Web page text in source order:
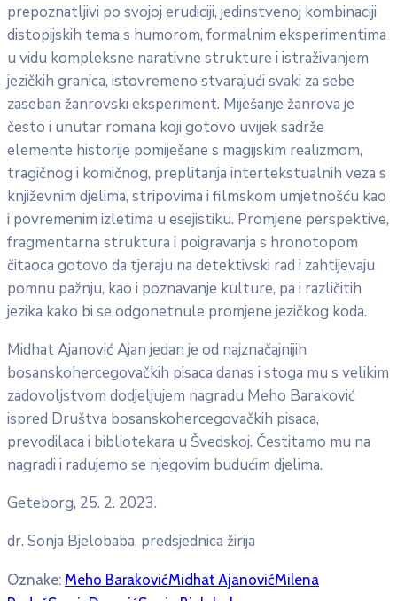
prepoznatljivi po svojoj erudiciji, jedinstvenoj kombinaciji
distopijskih tema s humorom, formalnim eksperimentima
u vidu kompleksne narativne strukture i istraživanjem
jezičkih granica, istovremeno stvarajući svaki za sebe
zaseban žanrovski eksperiment. Miješanje žanrova je
često i unutar romana koji gotovo uvijek sadrže
elemente historije pomiješane s magijskim realizmom,
tragičnog i komičnog, preplitanja intertekstualnih veza s
književnim djelima, stripovima i filmskom umjetnošću kao
i povremenim izletima u esejistiku. Promjene perspektive,
fragmentarna struktura i poigravanja s hronotopom
čitaoca gotovo da tjeraju na detektivski rad i zahtijevaju
pomnu pažnju, kao i poznavanje kulture, pa i različitih
jezika kako bi se odgonetnule promjene jezičkog koda.
Midhat Ajanović Ajan jedan je od najznačajnijih
bosanskohercegovačkih pisaca danas i stoga mu s velikim
zadovoljstvom dodjeljujem nagradu Meho Baraković
ispred Društva bosanskohercegovačkih pisaca,
prevodilaca i bibliotekara u Švedskoj. Čestitamo mu na
nagradi i radujemo se njegovim budućim djelima.
Geteborg, 25. 2. 2023.
dr. Sonja Bjelobaba, predsjednica žirija
Oznake: Meho BarakovićMidhat AjanovićMilena